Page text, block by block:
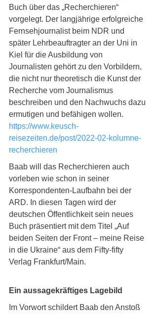
Buch über das „Recherchieren“
vorgelegt. Der langjährige erfolgreiche
Fernsehjournalist beim NDR und
später Lehrbeauftragter an der Uni in
Kiel für die Ausbildung von
Journalisten gehört zu den Vorbildern,
die nicht nur theoretisch die Kunst der
Recherche vom Journalismus
beschreiben und den Nachwuchs dazu
ermutigen und befähigen wollen.
https://www.keusch-
reisezeiten.de/post/2022-02-kolumne-
recherchieren
Baab will das Recherchieren auch
vorleben wie schon in seiner
Korrespondenten-Laufbahn bei der
ARD. In diesen Tagen wird der
deutschen Öffentlichkeit sein neues
Buch präsentiert mit dem Titel „Auf
beiden Seiten der Front – meine Reise
in die Ukraine“ aus dem Fifty-fifty
Verlag Frankfurt/Main.
Ein aussagekräftiges Lagebild
Im Vorwort schildert Baab den Anstoß